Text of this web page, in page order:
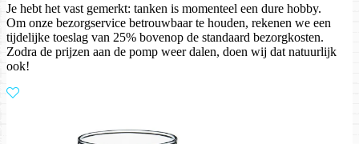
Je hebt het vast gemerkt: tanken is momenteel een dure hobby.
Om onze bezorgservice betrouwbaar te houden, rekenen we een
tijdelijke toeslag van 25% bovenop de standaard bezorgkosten.
Zodra de prijzen aan de pomp weer dalen, doen wij dat natuurlijk
ook!